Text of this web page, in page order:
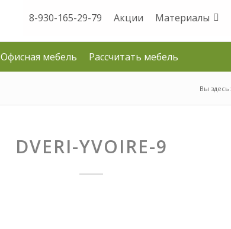
8-930-165-29-79 Акции Материалы
Офисная мебель Рассчитать мебель
Вы здесь:
DVERI-YVOIRE-9